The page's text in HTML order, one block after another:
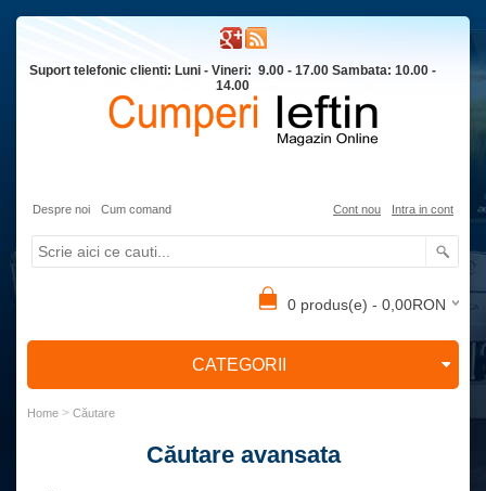
Suport telefonic clienti: Luni - Vineri: 9.00 - 17.00 Sambata: 10.00 -
14.00
Despre noi Cum comand Cont nou Intra in cont
0 produs(e) - 0,00RON
CATEGORII
Home > Căutare
Căutare avansata